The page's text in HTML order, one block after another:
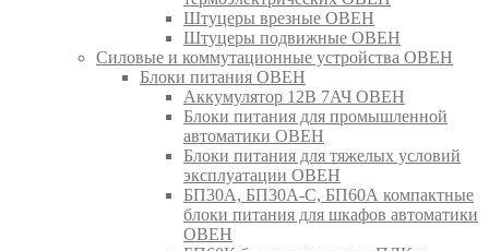
Штуцеры врезные ОВЕН
Штуцеры подвижные ОВЕН
Силовые и коммутационные устройства ОВЕН
Блоки питания ОВЕН
Аккумулятор 12В 7АЧ ОВЕН
Блоки питания для промышленной
автоматики ОВЕН
Блоки питания для тяжелых условий
эксплуатации ОВЕН
БП30А, БП30А-С, БП60А компактные
блоки питания для шкафов автоматики
ОВЕН